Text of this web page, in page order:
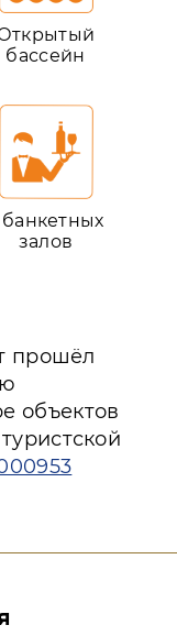
бассейн
банкетных
залов
прошёл
объектов